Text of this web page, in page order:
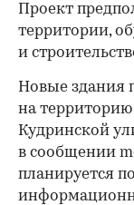
Проект
территории,
и
Новые здания
на
Кудринской
в сообщении
планируется